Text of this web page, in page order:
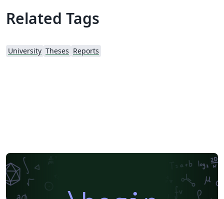
Related Tags
University Theses Reports